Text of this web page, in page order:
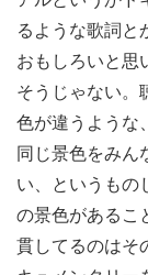
るような歌詞と
おもしろいと思
そうじゃない。
色が違うような
同じ景色をみん
い、というもの
の景色があるこ
貫してるのはそ